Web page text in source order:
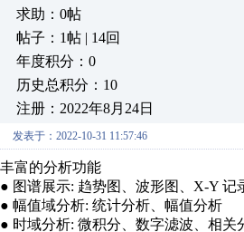
求助：0帖
帖子：1帖 | 14回
年度积分：0
历史总积分：10
注册：2022年8月24日
发表于：2022-10-31 11:57:46
丰富的分析功能
● 图谱展示: 趋势图、波形图、X-Y
● 幅值域分析: 统计分析、幅值分析
● 时域分析: 微积分、数字滤波、相